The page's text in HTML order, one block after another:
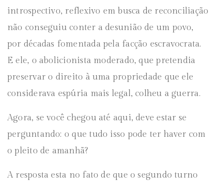
introspectivo, reflexivo em busca de reconciliação
não conseguiu conter a desunião de um povo,
por décadas fomentada pela facção escravocrata.
E ele, o abolicionista moderado, que pretendia
preservar o direito à uma propriedade que ele
considerava espúria mais legal, colheu a guerra.
Agora, se você chegou até aqui, deve estar se
perguntando: o que tudo isso pode ter haver com
o pleito de amanhã?
A resposta esta no fato de que o segundo turno